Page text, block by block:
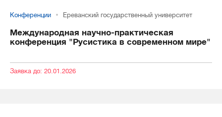
Конференции Ереванский государственный университет
Международная научно-практическая
конференция "Русистика в современном мире"
Заявка до: 20.01.2026